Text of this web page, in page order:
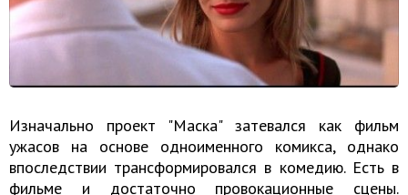
Изначально проект "Маска" затевался как фильм
ужасов на основе одноименного комикса, однако
впоследствии трансформировался в комедию. Есть в
фильме и достаточно провокационные сцены.